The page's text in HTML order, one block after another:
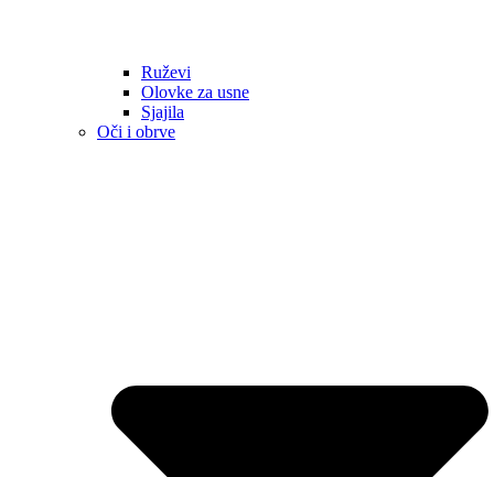
Ruževi
Olovke za usne
Sjajila
Oči i obrve